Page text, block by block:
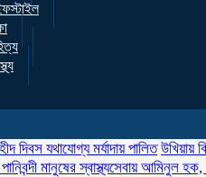
দিবস যথাযোগ্য মর্যাদায় পালিত উখিয়ায়
মানুষের স্বাস্থ্যসেবায় আমিনুল